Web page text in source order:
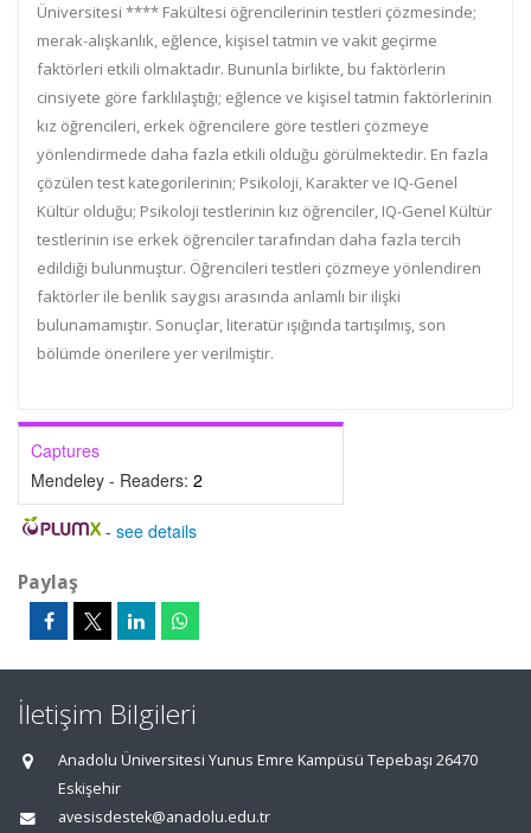
Üniversitesi **** Fakültesi öğrencilerinin testleri çözmesinde;
merak-alışkanlık, eğlence, kişisel tatmin ve vakit geçirme
faktörleri etkili olmaktadır. Bununla birlikte, bu faktörlerin
cinsiyete göre farklılaştığı; eğlence ve kişisel tatmin faktörlerinin
kız öğrencileri, erkek öğrencilere göre testleri çözmeye
yönlendirmede daha fazla etkili olduğu görülmektedir. En fazla
çözülen test kategorilerinin; Psikoloji, Karakter ve IQ-Genel
Kültür olduğu; Psikoloji testlerinin kız öğrenciler, IQ-Genel Kültür
testlerinin ise erkek öğrenciler tarafından daha fazla tercih
edildiği bulunmuştur. Öğrencileri testleri çözmeye yönlendiren
faktörler ile benlik saygısı arasında anlamlı bir ilişki
bulunamamıştır. Sonuçlar, literatür ışığında tartışılmış, son
bölümde önerilere yer verilmiştir.
Captures
Mendeley - Readers: 2
- see details
Paylaş
İletişim Bilgileri
Anadolu Üniversitesi Yunus Emre Kampüsü Tepebaşı 26470
Eskişehir
avesisdestek@anadolu.edu.tr